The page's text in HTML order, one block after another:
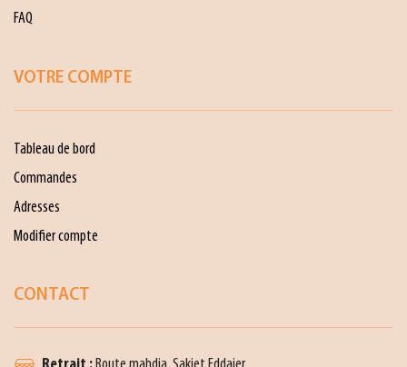
FAQ
VOTRE COMPTE
Tableau de bord
Commandes
Adresses
Modifier compte
CONTACT